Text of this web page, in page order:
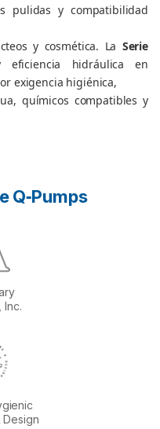
pulidas y compatibilidad
y cosmética. La Serie
hidráulica en
exigencia higiénica,
químicos compatibles y
Q‑Pumps
Inc.
Design